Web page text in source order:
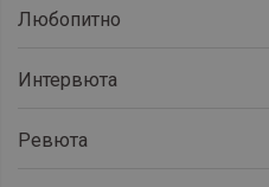
Любопитно
Интервюта
Ревюта